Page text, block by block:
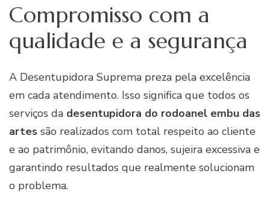
Compromisso com a
qualidade e a segurança
A Desentupidora Suprema preza pela excelência
em cada atendimento. Isso significa que todos os
serviços da desentupidora do rodoanel embu das
artes são realizados com total respeito ao cliente
e ao patrimônio, evitando danos, sujeira excessiva e
garantindo resultados que realmente solucionam
o problema.